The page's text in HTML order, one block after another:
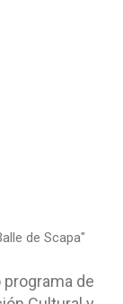
de Scapa"
de